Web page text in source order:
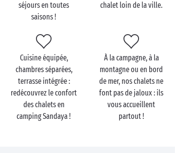
séjours en toutes
saisons !
chalet loin de la ville.
Cuisine équipée,
chambres séparées,
terrasse intégrée :
redécouvrez le confort
des chalets en
camping Sandaya !
À la campagne, à la
montagne ou en bord
de mer, nos chalets ne
font pas de jaloux : ils
vous accueillent
partout !